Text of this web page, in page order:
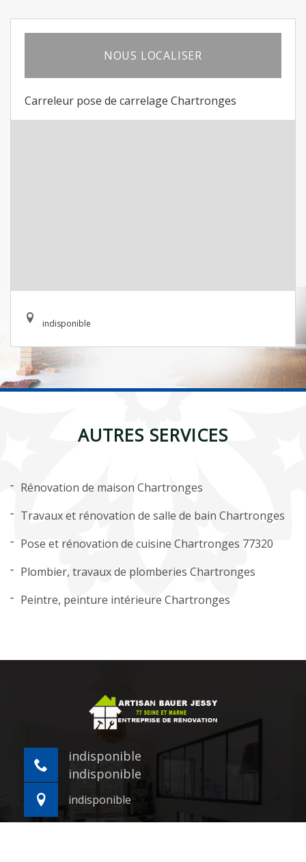
NOUS LOCALISER
Carreleur pose de carrelage Chartronges
indisponible
AUTRES SERVICES
Rénovation de maison Chartronges
Travaux et rénovation de salle de bain Chartronges
Pose et rénovation de cuisine Chartronges 77320
Plombier, travaux de plomberies Chartronges
Peintre, peinture intérieure Chartronges
indisponible
indisponible
indisponible